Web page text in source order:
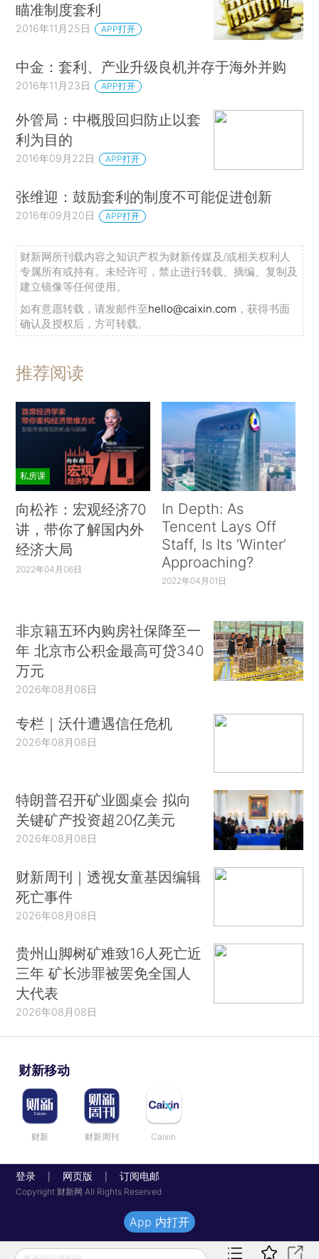
瞄准制度套利
2016年11月25日 APP打开
中金：套利、产业升级良机并存于海外并购
2016年11月23日 APP打开
外管局：中概股回归防止以套
利为目的
2016年09月22日 APP打开
张维迎：鼓励套利的制度不可能促进创新
2016年09月20日 APP打开
财新网所刊载内容之知识产权为财新传媒及/或相关权利人
专属所有或持有。未经许可，禁止进行转载、摘编、复制及
建立镜像等任何使用。
如有意愿转载，请发邮件至hello@caixin.com ，获得书面
确认及授权后，方可转载。
推荐阅读
私房课
向松祚：宏观经济70
讲，带你了解国内外
经济大局
2022年04月06日
In Depth: As
Tencent Lays Off
Staff, Is Its ‘Winter’
Approaching?
2022年04月01日
非京籍五环内购房社保降至一
年 北京市公积金最高可贷340
万元
2026年08月08日
专栏｜沃什遭遇信任危机
2026年08月08日
特朗普召开矿业圆桌会 拟向
关键矿产投资超20亿美元
2026年08月08日
财新周刊｜透视女童基因编辑
死亡事件
2026年08月08日
贵州山脚树矿难致16人死亡近
三年 矿长涉罪被罢免全国人
大代表
2026年08月08日
财新移动
财新 财新周刊 Caixin
登录 网页版 订阅电邮
Copyright 财新网 All Rights Reserved
App 内打开